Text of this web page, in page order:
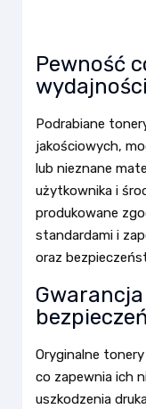
Pewność
wydajności
Podrabiane
jakościowych,
lub nieznane
użytkownika i
produkowane
standardami i
oraz
Oryginalne
co zapewnia ich
uszkodzenia